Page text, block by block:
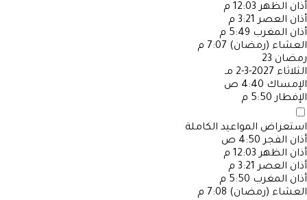
أذان الظهر 12:03 م
أذان العصر 3:21 م
أذان المغرب 5:49 م
العشاء (رمضان) 7:07 م
رمضان 23
الثلاثاء 2027-3-2 مـ
الإمساك 4:40 ص
الإفطار 5:50 م
استعراض المواعيد الكاملة
أذان الفجر 4:50 ص
أذان الظهر 12:03 م
أذان العصر 3:21 م
أذان المغرب 5:50 م
العشاء (رمضان) 7:08 م